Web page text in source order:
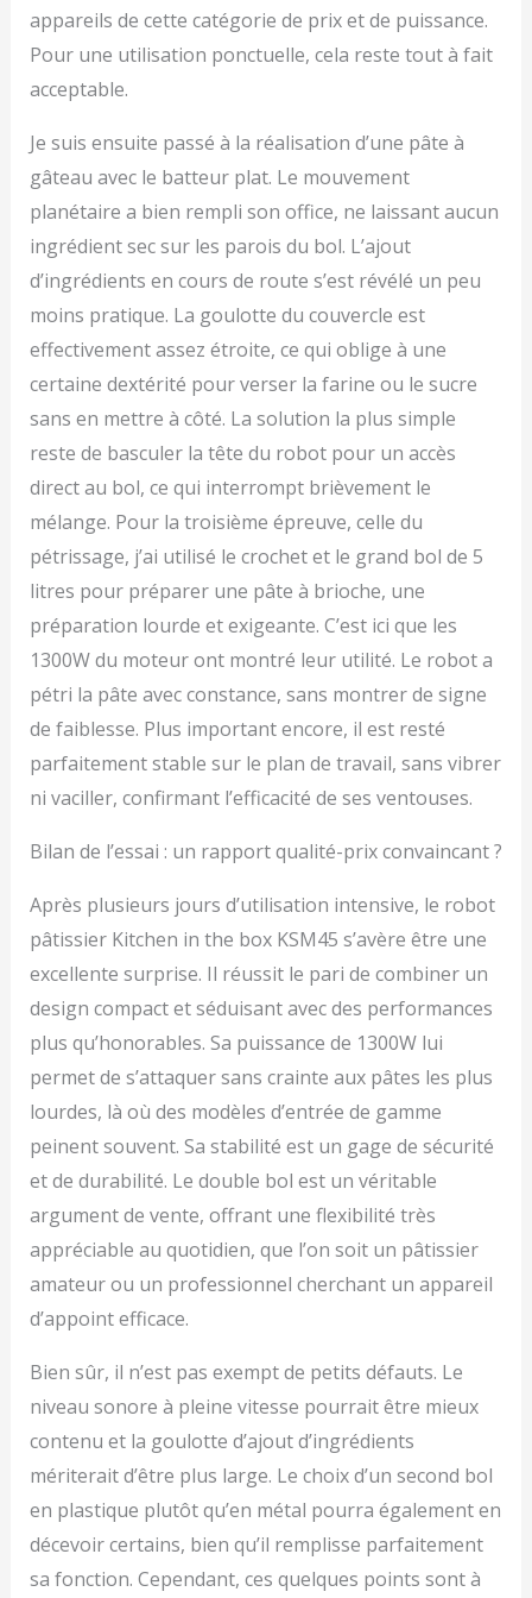
appareils de cette catégorie de prix et de puissance.
Pour une utilisation ponctuelle, cela reste tout à fait
acceptable.
Je suis ensuite passé à la réalisation d’une pâte à
gâteau avec le batteur plat. Le mouvement
planétaire a bien rempli son office, ne laissant aucun
ingrédient sec sur les parois du bol. L’ajout
d’ingrédients en cours de route s’est révélé un peu
moins pratique. La goulotte du couvercle est
effectivement assez étroite, ce qui oblige à une
certaine dextérité pour verser la farine ou le sucre
sans en mettre à côté. La solution la plus simple
reste de basculer la tête du robot pour un accès
direct au bol, ce qui interrompt brièvement le
mélange. Pour la troisième épreuve, celle du
pétrissage, j’ai utilisé le crochet et le grand bol de 5
litres pour préparer une pâte à brioche, une
préparation lourde et exigeante. C’est ici que les
1300W du moteur ont montré leur utilité. Le robot a
pétri la pâte avec constance, sans montrer de signe
de faiblesse. Plus important encore, il est resté
parfaitement stable sur le plan de travail, sans vibrer
ni vaciller, confirmant l’efficacité de ses ventouses.
Bilan de l’essai : un rapport qualité-prix convaincant ?
Après plusieurs jours d’utilisation intensive, le robot
pâtissier Kitchen in the box KSM45 s’avère être une
excellente surprise. Il réussit le pari de combiner un
design compact et séduisant avec des performances
plus qu’honorables. Sa puissance de 1300W lui
permet de s’attaquer sans crainte aux pâtes les plus
lourdes, là où des modèles d’entrée de gamme
peinent souvent. Sa stabilité est un gage de sécurité
et de durabilité. Le double bol est un véritable
argument de vente, offrant une flexibilité très
appréciable au quotidien, que l’on soit un pâtissier
amateur ou un professionnel cherchant un appareil
d’appoint efficace.
Bien sûr, il n’est pas exempt de petits défauts. Le
niveau sonore à pleine vitesse pourrait être mieux
contenu et la goulotte d’ajout d’ingrédients
mériterait d’être plus large. Le choix d’un second bol
en plastique plutôt qu’en métal pourra également en
décevoir certains, bien qu’il remplisse parfaitement
sa fonction. Cependant, ces quelques points sont à